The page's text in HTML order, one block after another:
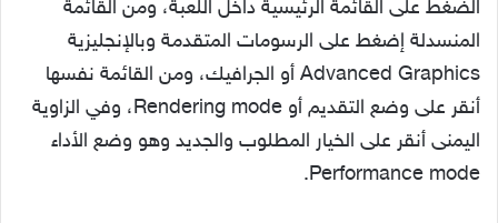
الضغط على القائمة الرئيسية داخل اللعبة، ومن القائمة
المنسدلة إضغط على الرسومات المتقدمة وبالإنجليزية
Advanced Graphics أو الجرافيك، ومن القائمة نفسها
أنقر على وضع التقديم أو Rendering mode، وفي الزاوية
اليمنى أنقر على الخيار المطلوب والجديد وهو وضع الأداء
Performance mode.